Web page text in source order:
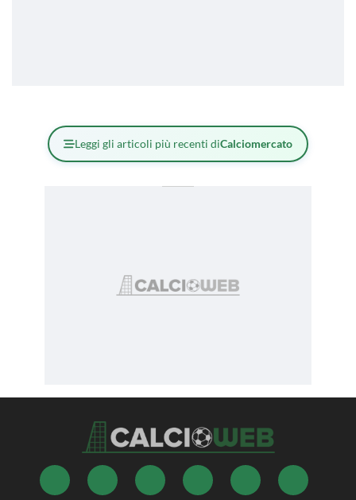
Leggi gli articoli più recenti diCalciomercato